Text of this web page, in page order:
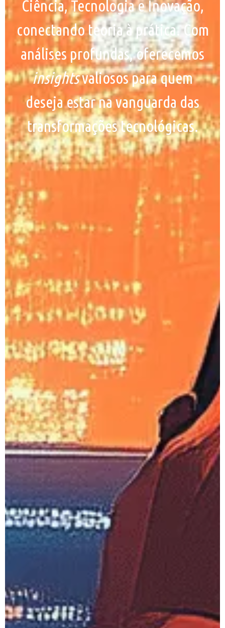
Ciência, Tecnologia e Inovação,
conectando teoria à prática. Com
análises profundas, oferecemos
insightsvaliosos para quem
deseja estar na vanguarda das
transformações tecnológicas.